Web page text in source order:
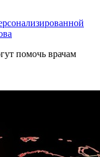
помочь врачам